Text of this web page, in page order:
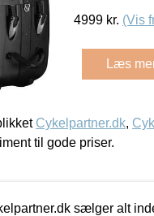
4999 kr. (Vis
Læs
Cykelpartner.dk,
til gode priser.
sælger alt